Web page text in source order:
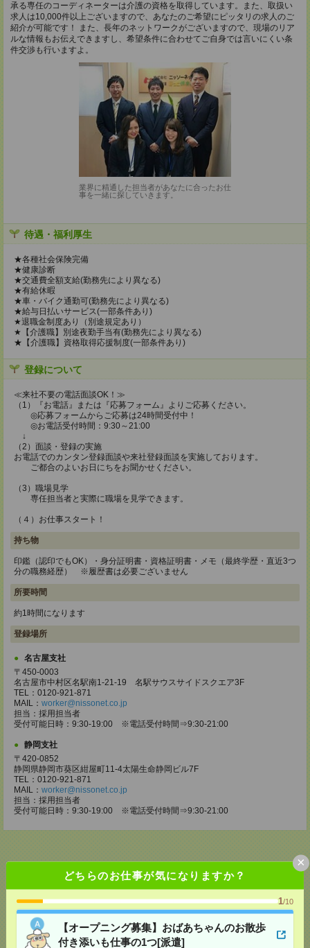
どちらのお仕事が気になりますか？
1/10
【オープニング募集】おばあちゃんのお散歩
付き添いも仕事の1つ[派遣]
×
承る専任のコーディネーターは介護の資格を取得しています。また、取扱い
求人は10,000件以上ございますので、あなたのご希望にピッタリの求人のご
紹介が可能です！ また、長年のネットワークがございますので、現場のリア
ルな情報もお伝えできますし、希望条件に合わせてご自身では言いにくい条
件交渉も行いますよ。
業界に精通した担当者があなたに合ったお仕
事を一緒に探していきます。
待遇・福利厚生
★各種社会保険完備
★健康診断
★交通費全額支給(勤務先により異なる)
★有給休暇
★車・バイク通勤可(勤務先により異なる)
★給与日払いサービス(一部条件あり)
★退職金制度あり（別途規定あり）
★【介護職】別途夜勤手当有(勤務先により異なる)
★【介護職】資格取得応援制度(一部条件あり)
登録について
≪来社不要の電話面談OK！≫
（1）『お電話』または『応募フォーム』よりご応募ください。
◎応募フォームからご応募は24時間受付中！
◎お電話受付時間：9:30～21:00
↓
（2）面談・登録の実施
お電話でのカンタン登録面談や来社登録面談を実施しております。
ご都合のよいお日にちをお聞かせください。
（3）職場見学
専任担当者と実際に職場を見学できます。
（４）お仕事スタート！
持ち物
印鑑（認印でもOK）・身分証明書・資格証明書・メモ（最終学歴・直近3つ
分の職務経歴） ※履歴書は必要ございません
所要時間
約1時間になります
登録場所
名古屋支社
〒450-0003
名古屋市中村区名駅南1-21-19 名駅サウスサイドスクエア3F
TEL：0120-921-871
MAIL： worker@nissonet.co.jp
担当：採用担当者
受付可能日時：9:30-19:00 ※電話受付時間⇒9:30-21:00
静岡支社
〒420-0852
静岡県静岡市葵区紺屋町11-4太陽生命静岡ビル7F
TEL：0120-921-871
MAIL： worker@nissonet.co.jp
担当：採用担当者
受付可能日時：9:30-19:00 ※電話受付時間⇒9:30-21:00
応募ページへ
気になる！